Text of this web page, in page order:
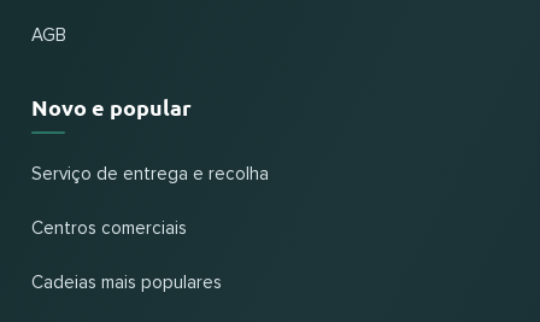
AGB
Novo e popular
Serviço de entrega e recolha
Centros comerciais
Cadeias mais populares